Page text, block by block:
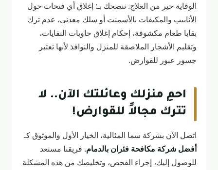
الوقاية خير من العلاج. ننصحك بـ: إغلاق أي فتحات حول
الأنابيب والمكيفات بالأسمنت أو سلك معدني، عدم ترك
بقايا طعام مكشوفة، إحكام إغلاق حاويات النفايات،
وتقليم الأشجار الملاصقة للمنزل والنوافذ لأنها تعتبر
جسور عبور للقوارض.
احمِ منزلك وعائلتك الآن.. لا
تترك مجالاً للقوارض!
اتصل الآن بشركة سما المثالية، الخيار الأول والموثوق كـ
أفضل شركة مكافحة فئران بالدمام. فريقنا مستعد
للوصول إليك، إجراء الفحص، وتخليصك من هذه المشكلة